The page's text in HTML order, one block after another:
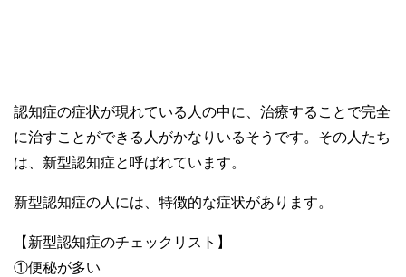
認知症の症状が現れている人の中に、治療することで完全
に治すことができる人がかなりいるそうです。その人たち
は、新型認知症と呼ばれています。
新型認知症の人には、特徴的な症状があります。
【新型認知症のチェックリスト】
①便秘が多い